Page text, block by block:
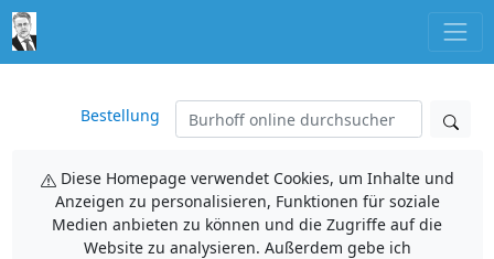
Bestellung
Diese Homepage verwendet Cookies, um Inhalte und
Anzeigen zu personalisieren, Funktionen für soziale
Medien anbieten zu können und die Zugriffe auf die
Website zu analysieren. Außerdem gebe ich